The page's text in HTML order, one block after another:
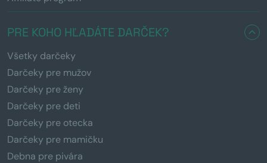
PRE KOHO HĽADÁTE DARČEK?
Všetky darčeky
Darčeky pre mužov
Darčeky pre ženy
Darčeky pre deti
Darčeky pre otecka
Darčeky pre mamičku
Debna pre pivára